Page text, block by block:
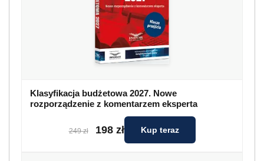
Klasyfikacja budżetowa 2027. Nowe
rozporządzenie z komentarzem eksperta
249 zł 198 zł Kup teraz